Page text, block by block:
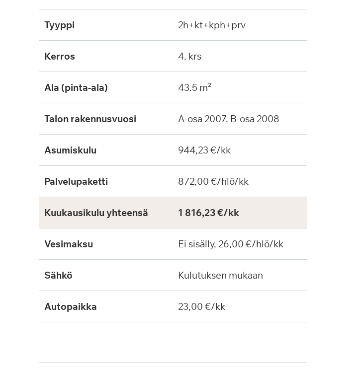
Tyyppi 2h+kt+kph+prv
Kerros 4. krs
Ala (pinta-ala) 43.5 m²
Talon rakennusvuosi A-osa 2007, B-osa 2008
Asumiskulu 944,23 €/kk
Palvelupaketti 872,00 €/hlö/kk
Kuukausikulu yhteensä 1 816,23 €/kk
Vesimaksu Ei sisälly, 26,00 €/hlö/kk
Sähkö Kulutuksen mukaan
Autopaikka 23,00 €/kk